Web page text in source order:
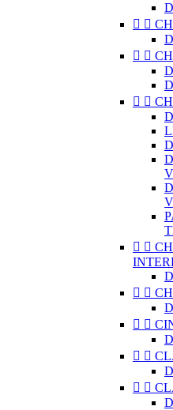
 
 
 
 
 
 
 
 